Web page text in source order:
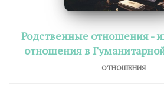
Родственные отношения -
отношения в
ОТНОШЕНИЯ